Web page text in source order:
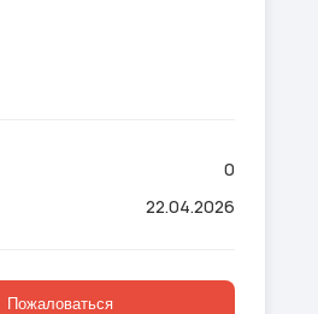
0
22.04.2026
Пожаловаться